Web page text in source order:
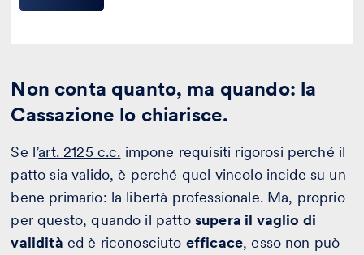
Non conta quanto, ma quando: la
Cassazione lo chiarisce.
Se l’art. 2125 c.c. impone requisiti rigorosi perché il
patto sia valido, è perché quel vincolo incide su un
bene primario: la libertà professionale. Ma, proprio
per questo, quando il patto supera il vaglio di
validità ed è riconosciuto efficace, esso non può